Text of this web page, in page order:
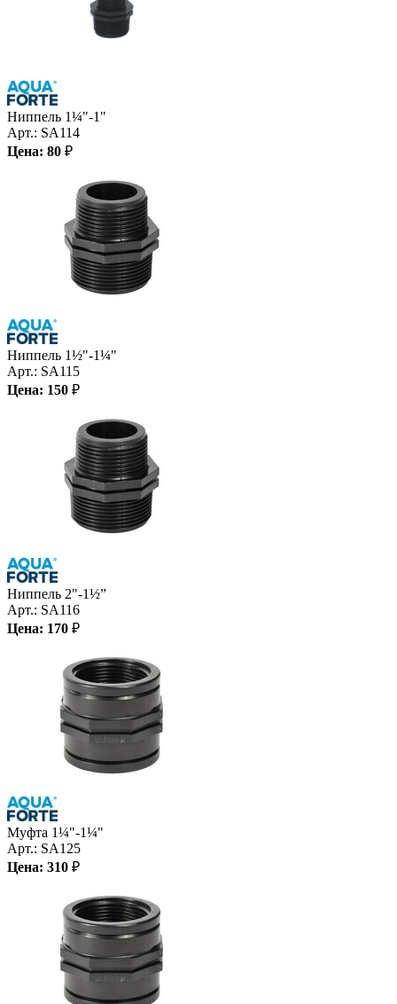
Ниппель 1¼"-1"
Арт.: SA114
Цена: 80 ₽
Ниппель 1½"-1¼"
Арт.: SA115
Цена: 150 ₽
Ниппель 2"-1½”
Арт.: SA116
Цена: 170 ₽
Муфта 1¼"-1¼"
Арт.: SA125
Цена: 310 ₽